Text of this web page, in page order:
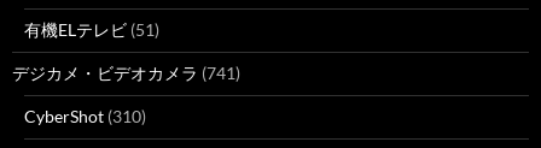
有機ELテレビ (51)
デジカメ・ビデオカメラ (741)
CyberShot (310)